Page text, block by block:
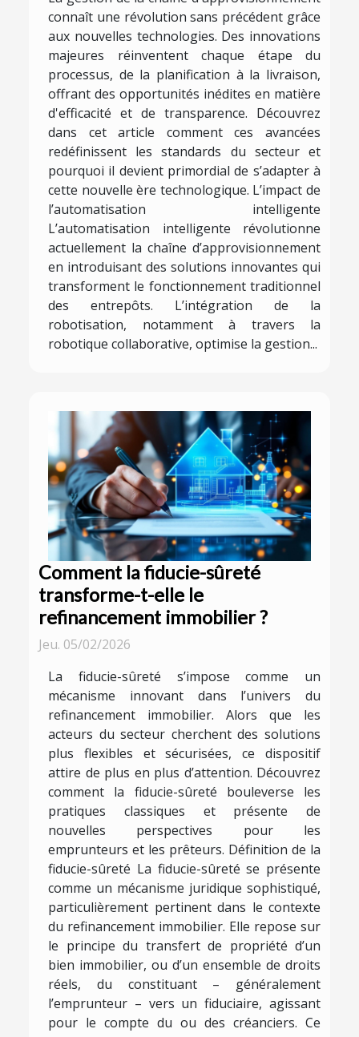
connaît une révolution sans précédent grâce
aux nouvelles technologies. Des innovations
majeures réinventent chaque étape du
processus, de la planification à la livraison,
offrant des opportunités inédites en matière
d'efficacité et de transparence. Découvrez
dans cet article comment ces avancées
redéfinissent les standards du secteur et
pourquoi il devient primordial de s’adapter à
cette nouvelle ère technologique. L’impact de
l’automatisation intelligente
L’automatisation intelligente révolutionne
actuellement la chaîne d’approvisionnement
en introduisant des solutions innovantes qui
transforment le fonctionnement traditionnel
des entrepôts. L’intégration de la
robotisation, notamment à travers la
robotique collaborative, optimise la gestion...
Comment la fiducie-sûreté
transforme-t-elle le
refinancement immobilier ?
Jeu. 05/02/2026
La fiducie-sûreté s’impose comme un
mécanisme innovant dans l’univers du
refinancement immobilier. Alors que les
acteurs du secteur cherchent des solutions
plus flexibles et sécurisées, ce dispositif
attire de plus en plus d’attention. Découvrez
comment la fiducie-sûreté bouleverse les
pratiques classiques et présente de
nouvelles perspectives pour les
emprunteurs et les prêteurs. Définition de la
fiducie-sûreté La fiducie-sûreté se présente
comme un mécanisme juridique sophistiqué,
particulièrement pertinent dans le contexte
du refinancement immobilier. Elle repose sur
le principe du transfert de propriété d’un
bien immobilier, ou d’un ensemble de droits
réels, du constituant – généralement
l’emprunteur – vers un fiduciaire, agissant
pour le compte du ou des créanciers. Ce